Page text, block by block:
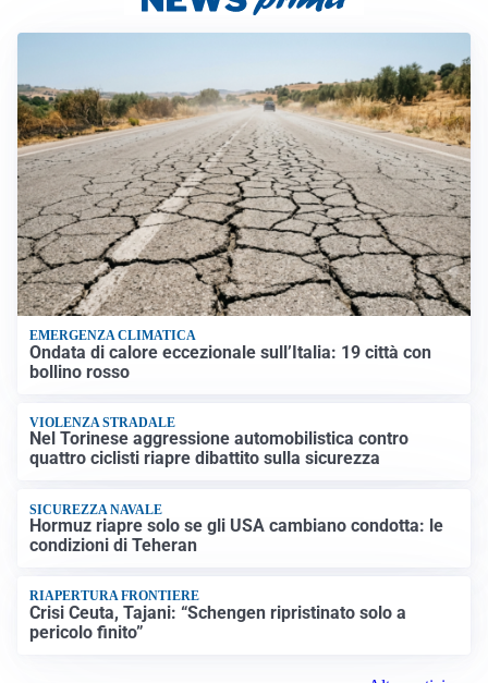
EMERGENZA CLIMATICA
Ondata di calore eccezionale sull’Italia: 19 città con
bollino rosso
VIOLENZA STRADALE
Nel Torinese aggressione automobilistica contro
quattro ciclisti riapre dibattito sulla sicurezza
SICUREZZA NAVALE
Hormuz riapre solo se gli USA cambiano condotta: le
condizioni di Teheran
RIAPERTURA FRONTIERE
Crisi Ceuta, Tajani: “Schengen ripristinato solo a
pericolo finito”